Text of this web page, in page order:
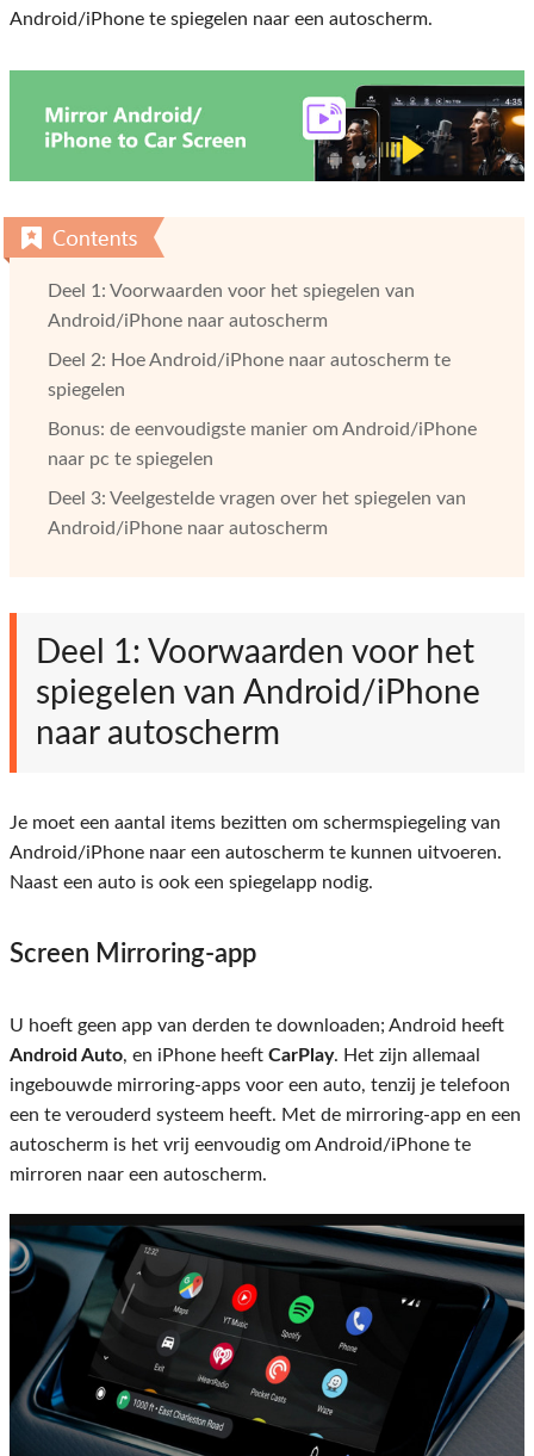
Android/iPhone te spiegelen naar een autoscherm.
Deel 1: Voorwaarden voor het spiegelen van
Android/iPhone naar autoscherm
Deel 2: Hoe Android/iPhone naar autoscherm te
spiegelen
Bonus: de eenvoudigste manier om Android/iPhone
naar pc te spiegelen
Deel 3: Veelgestelde vragen over het spiegelen van
Android/iPhone naar autoscherm
Deel 1: Voorwaarden voor het
spiegelen van Android/iPhone
naar autoscherm
Je moet een aantal items bezitten om schermspiegeling van
Android/iPhone naar een autoscherm te kunnen uitvoeren.
Naast een auto is ook een spiegelapp nodig.
Screen Mirroring-app
U hoeft geen app van derden te downloaden; Android heeft
Android Auto, en iPhone heeft CarPlay. Het zijn allemaal
ingebouwde mirroring-apps voor een auto, tenzij je telefoon
een te verouderd systeem heeft. Met de mirroring-app en een
autoscherm is het vrij eenvoudig om Android/iPhone te
mirroren naar een autoscherm.